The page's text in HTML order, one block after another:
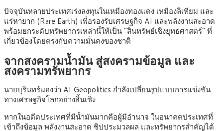
ปัจจุบันหลายประเทศเร่งลงทุนในเหมืองทองแดง เหมืองลิเทียม และ
แร่หายาก (Rare Earth) เพื่อรองรับเศรษฐกิจ AI และพลังงานสะอาด
พร้อมยกระดับทรัพยากรเหล่านี้ให้เป็น “สินทรัพย์เชิงยุทธศาสตร์” ที่
เกี่ยวข้องโดยตรงกับความมั่นคงของชาติ
จากสงครามน้ำมัน สู่สงครามข้อมูล และ
สงครามทรัพยากร
นายบุรินทร์มองว่า AI Geopolitics กำลังเปลี่ยนรูปแบบการแข่งขัน
ทางเศรษฐกิจโลกอย่างสิ้นเชิง
หากในอดีตประเทศที่มีน้ำมันมากคือผู้มีอำนาจ ในอนาคตประเทศที่
เข้าถึงข้อมูล พลังงานสะอาด ชิปประมวลผล และทรัพยากรสำคัญได้